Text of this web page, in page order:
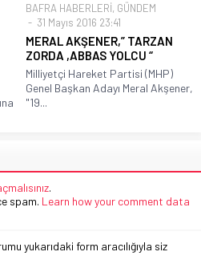
BAFRA HABERLERİ, GÜNDEM
31 Mayıs 2016 23:41
MERAL AKŞENER,” TARZAN
ZORDA ,ABBAS YOLCU “
Milliyetçi Hareket Partisi (MHP)
Genel Başkan Adayı Meral Akşener,
"19...
.
spam. Learn how your comment data
yukarıdaki form aracılığıyla siz